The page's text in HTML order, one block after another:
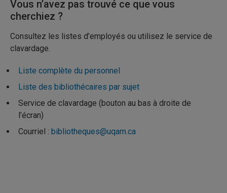
Vous n’avez pas trouvé ce que vous
cherchiez ?
Consultez les listes d’employés ou utilisez le service de
clavardage.
Liste complète du personnel
Liste des bibliothécaires par sujet
Service de clavardage (bouton au bas à droite de
l’écran)
Courriel : bibliotheques@uqam.ca